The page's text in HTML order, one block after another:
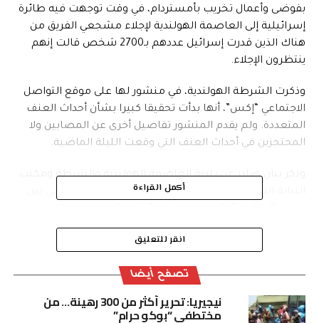
بفوضى وأعمال تخريب بأمستردام، في وقت توجهت فيه طائرة
إسرائيلية إلى العاصمة الهولندية لإجلاء مشجعي الفريق من
هناك الذين قدرت إسرائيل عددهم بـ2700 شخص قالت إنهم
ينتظرون الإجلاء.
وذكرت الشرطة الهولندية، في منشور لها على موقع التواصل
الاجتماعي “إكس”، أنها بدأت تحقيقا كبيرا بشأن أحداث العنف
المتعددة. ولم يقدم المنشور تفاصيل أخرى عن المصابين ولا
المحتجزين في أحداث العنف التي وقعت الليلة الماضية.
وذكر بيان صادر عن بلدية العاصمة الهولندية والشرطة ومكتب
النيابة العامة أن الليلة التي أعقبت مباراة الدوري الأوروبي بين
وقوع حوادث عنف استهدفت أنصار فريق مكابي”.
الاجتماعي قيام عدد كبير من المشجعين الإسرائيليين بترديد
اشتباكات بالأيدي بين الطرفين.
أكمل القراءة
انقر للتعليق
تصفح أيضا
نيجيريا: تحرير أكثر من 300 رهينة… من
مختطفي “بوكو حرام”